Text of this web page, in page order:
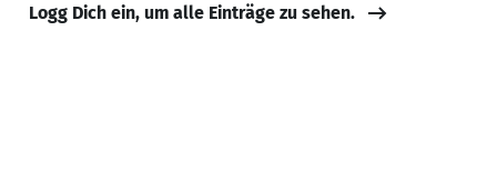
Logg Dich ein, um alle Einträge zu sehen.